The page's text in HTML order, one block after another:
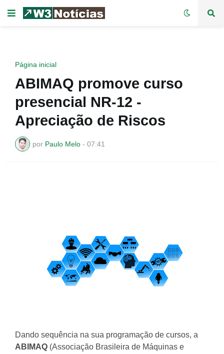
Página inicial
ABIMAQ promove curso
presencial NR-12 -
Apreciação de Riscos
por Paulo Melo - 07:41
Dando sequência na sua programação de cursos, a
ABIMAQ (Associação Brasileira de Máquinas e